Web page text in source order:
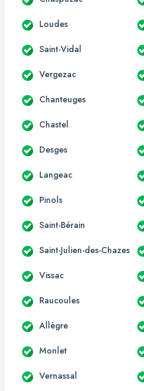
Loudes
Saint-Vidal
Vergezac
Chanteuges
Chastel
Desges
Langeac
Pinols
Saint-Bérain
Saint-Julien-des-Chazes
Vissac
Raucoules
Allègre
Monlet
Vernassal